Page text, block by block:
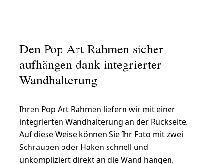
Den Pop Art Rahmen sicher
aufhängen dank integrierter
Wandhalterung
Ihren Pop Art Rahmen liefern wir mit einer
integrierten Wandhalterung an der Rückseite.
Auf diese Weise können Sie Ihr Foto mit zwei
Schrauben oder Haken schnell und
unkompliziert direkt an die Wand hängen.